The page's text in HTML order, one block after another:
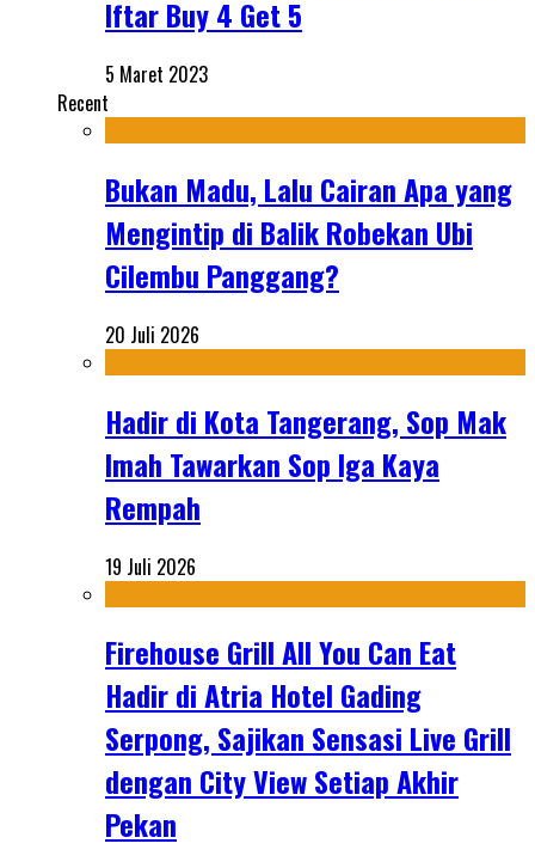
Iftar Buy 4 Get 5
5 Maret 2023
Recent
Bukan Madu, Lalu Cairan Apa yang
Mengintip di Balik Robekan Ubi
Cilembu Panggang?
20 Juli 2026
Hadir di Kota Tangerang, Sop Mak
Imah Tawarkan Sop Iga Kaya
Rempah
19 Juli 2026
Firehouse Grill All You Can Eat
Hadir di Atria Hotel Gading
Serpong, Sajikan Sensasi Live Grill
dengan City View Setiap Akhir
Pekan